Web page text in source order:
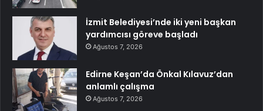
İzmit Belediyesi’nde iki yeni başkan
yardımcısı göreve başladı
Ağustos 7, 2026
Edirne Keşan’da Önkal Kılavuz’dan
anlamlı çalışma
Ağustos 7, 2026